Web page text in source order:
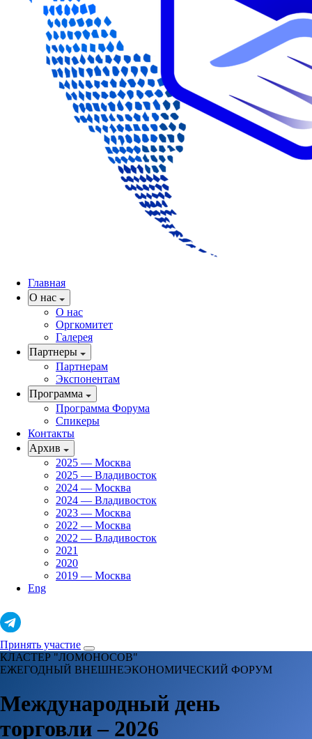
Главная
О нас
О нас
Оргкомитет
Галерея
Партнеры
Партнерам
Экспонентам
Программа
Программа Форума
Спикеры
Контакты
Архив
2025 — Москва
2025 — Владивосток
2024 — Москва
2024 — Владивосток
2023 — Москва
2022 — Москва
2022 — Владивосток
2021
2020
2019 — Москва
Eng
Принять участие
КЛАСТЕР "ЛОМОНОСОВ"
ЕЖЕГОДНЫЙ ВНЕШНЕЭКОНОМИЧЕСКИЙ ФОРУМ
Международный день
торговли – 2026